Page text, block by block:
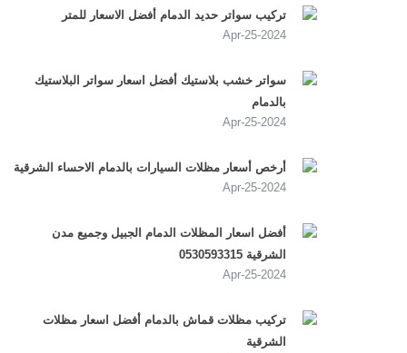
تركيب سواتر حديد الدمام أفضل الاسعار للمتر
2024-Apr-25
سواتر خشب بلاستيك أفضل اسعار سواتر البلاستيك
بالدمام
2024-Apr-25
أرخص أسعار مظلات السيارات بالدمام الاحساء الشرقية
2024-Apr-25
أفضل اسعار المظلات الدمام الجبيل وجميع مدن
الشرقية 0530593315
2024-Apr-25
تركيب مظلات قماش بالدمام أفضل اسعار مظلات
الشرقية